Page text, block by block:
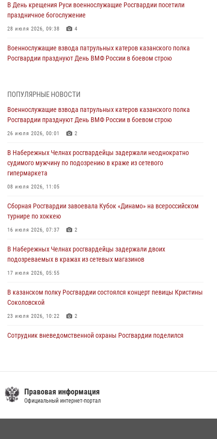
В День крещения Руси военнослужащие Росгвардии посетили
праздничное богослужение
28 июля 2026, 09:38 4
Военнослужащие взвода патрульных катеров казанского полка
Росгвардии празднуют День ВМФ России в боевом строю
Татарстанские росгвардейцы завоевали «бронзу» в окружном этапе
24 июля 2026, 15:05 4
В казанском полку Росгвардии состоялся концерт певицы Кристины
23 июля 2026, 10:22 2
В Нижнекамске сотрудники Росгвардии задержали подозреваемого
в краже
В Казани Росгвардия приняла участие в обеспечении безопасности
крестного хода и освящения храма
ПОПУЛЯРНЫЕ НОВОСТИ
Военнослужащие взвода патрульных катеров казанского полка
Росгвардии празднуют День ВМФ России в боевом строю
26 июля 2026, 00:01 2
В Набережных Челнах росгвардейцы задержали неоднократно
судимого мужчину по подозрению в краже из сетевого
гипермаркета
08 июля 2026, 11:05
Сборная Росгвардии завоевала Кубок «Динамо» на всероссийском
турнире по хоккею
16 июля 2026, 07:37 2
В Набережных Челнах росгвардейцы задержали двоих
подозреваемых в кражах из сетевых магазинов
17 июля 2026, 05:55
В казанском полку Росгвардии состоялся концерт певицы Кристины
Соколовской
23 июля 2026, 10:22 2
Сотрудник вневедомственной охраны Росгвардии поделился
силовом ведомстве
14 июля 2026, 12:39 1
Правовая информация
Официальный интернет-портал